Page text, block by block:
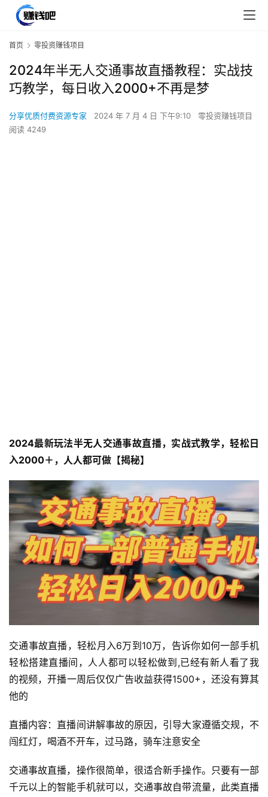
首页 零投资赚钱项目
2024年半无人交通事故直播教程：实战技
巧教学，每日收入2000+不再是梦
分享优质付费资源专家 2024 年 7 月 4 日 下午9:10
零投资赚钱项目
阅读 4249
2024最新玩法半无人交通事故直播，实战式教学，轻松日
入2000＋，人人都可做【揭秘】
交通事故直播，轻松月入6万到10万，告诉你如何一部手机
轻松搭建直播间，人人都可以轻松做到,已经有新人看了我
的视频，开播一周后仅仅广告收益获得1500+，还没有算其
他的
直播内容：直播间讲解事故的原因，引导大家遵循交规，不
闯红灯，喝酒不开车，过马路，骑车注意安全
交通事故直播，操作很简单，很适合新手操作。只要有一部
千元以上的智能手机就可以，交通事故自带流量，此类直播